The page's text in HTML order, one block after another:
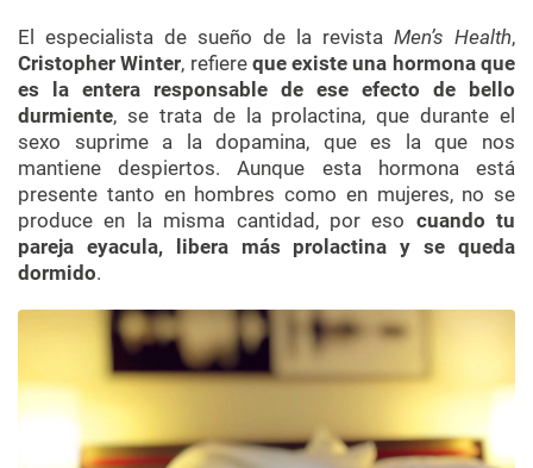
El especialista de sueño de la revista Men’s Health,
Cristopher Winter, refiere que existe una hormona que
es la entera responsable de ese efecto de bello
durmiente, se trata de la prolactina, que durante el
sexo suprime a la dopamina, que es la que nos
mantiene despiertos. Aunque esta hormona está
presente tanto en hombres como en mujeres, no se
produce en la misma cantidad, por eso cuando tu
pareja eyacula, libera más prolactina y se queda
dormido.